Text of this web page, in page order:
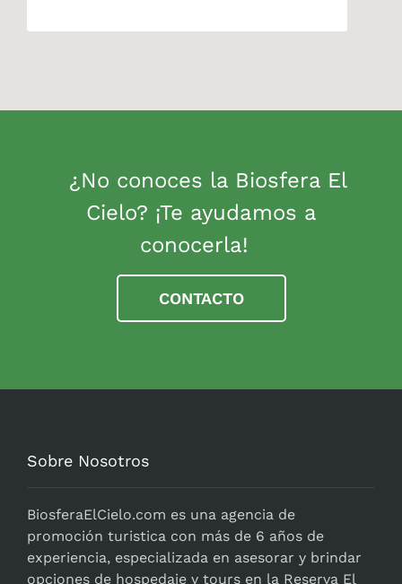
¿No conoces la Biosfera El
Cielo? ¡Te ayudamos a
conocerla!
CONTACTO
Sobre Nosotros
BiosferaElCielo.com es una agencia de
promoción turistica con más de 6 años de
experiencia, especializada en asesorar y brindar
opciones de hospedaje y tours en la Reserva El